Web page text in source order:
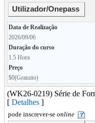
Utilizador/Onepass
Data de Realização
2026/09/06
Duração do curso
1.5 Hora
Preço
$0(Gratuito)
(WK26-0219) Série de
[ Detalhes ]
pode inscrever-se online